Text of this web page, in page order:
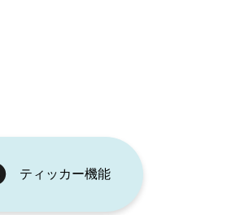
ティッカー機能